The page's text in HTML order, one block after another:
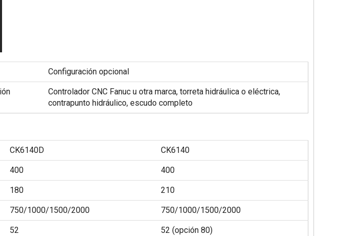
Configuración opcional
Controlador CNC Fanuc u otra marca, torreta hidráulica o eléctrica,
contrapunto hidráulico, escudo completo
CK6140D CK6140
400 400
180 210
750/1000/1500/2000 750/1000/1500/2000
52 52 (opción 80)